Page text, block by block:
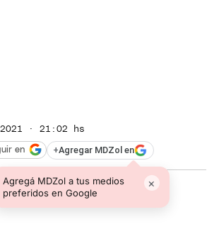
· 21:02 hs
+Agregar MDZol en
Agregá MDZol a tus medios
preferidos en Google
×
en